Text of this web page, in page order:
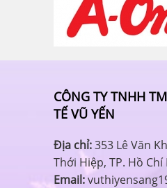
CÔNG TY TNHH
TẾ VŨ YẾN
Địa chỉ:353 Lê Văn
Thới Hiệp, TP. Hồ Chí
Email: